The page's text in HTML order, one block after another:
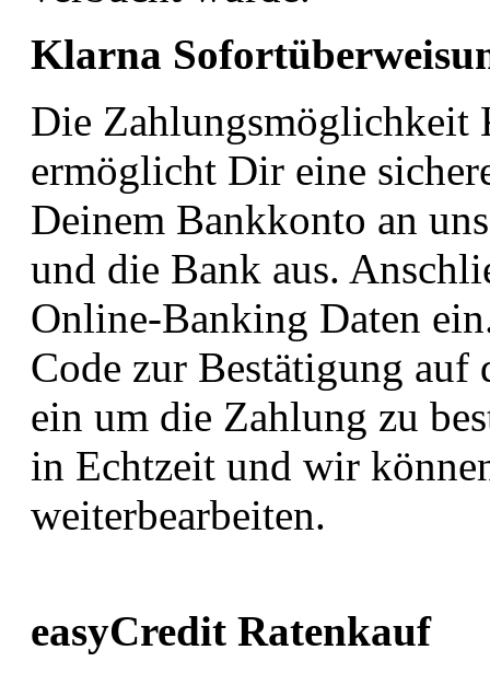
Klarna
Die Zahlungsmöglichkeit
ermöglicht Dir eine
Deinem Bankkonto an
und die Bank aus.
Online-Banking Daten
Code zur Bestätigung
ein um die Zahlung zu
in Echtzeit und wir
weiterbearbeiten.
easyCredit Ratenkauf